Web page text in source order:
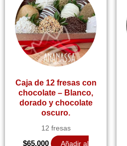
Caja de 12 fresas con
chocolate – Blanco,
dorado y chocolate
oscuro.
12 fresas
$65.000 Añadir al